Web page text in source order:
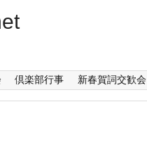
倶楽部行事 新春賀詞交歓会